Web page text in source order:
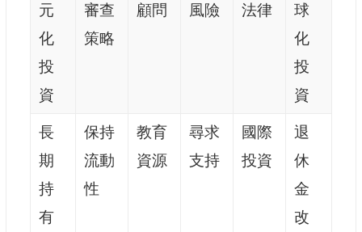
元
化
投
資
審查
策略
顧問
風險
法律
球
化
投
資
長
期
持
有
保持
流動
性
教育
資源
尋求
支持
國際
投資
退
休
金
改